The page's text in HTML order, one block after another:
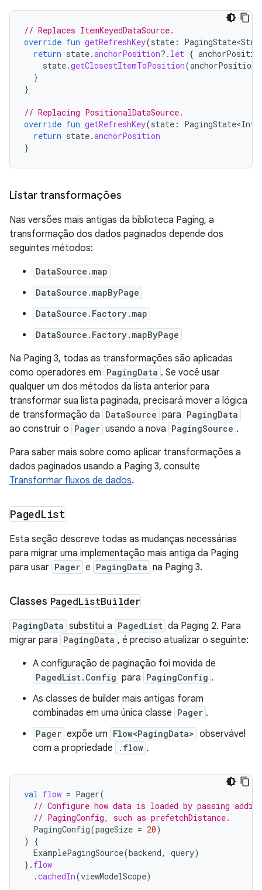
// Replaces ItemKeyedDataSource.
override fun getRefreshKey(state :
return state.anchorPosition?. let {
state.getClosestItemToPosition(anchorPosition
}
}
// Replacing PositionalDataSource.
override fun getRefreshKey(state : PagingState<Int
return state.anchorPosition
}
Listar transformações
Nas versões mais antigas da biblioteca Paging, a
transformação dos dados paginados depende dos
seguintes métodos:
DataSource.map
DataSource.mapByPage
DataSource.Factory.map
DataSource.Factory.mapByPage
Na Paging 3, todas as transformações são aplicadas
como operadores em PagingData . Se você usar
qualquer um dos métodos da lista anterior para
transformar sua lista paginada, precisará mover a lógica
de transformação da DataSource para PagingData
ao construir o Pager usando a nova PagingSource .
Para saber mais sobre como aplicar transformações a
dados paginados usando a Paging 3, consulte
Transformar fluxos de dados.
PagedList
Esta seção descreve todas as mudanças necessárias
para migrar uma implementação mais antiga da Paging
para usar Pager e PagingData na Paging 3.
Classes PagedListBuilder
PagingData substitui a PagedList da Paging 2. Para
migrar para PagingData , é preciso atualizar o seguinte:
A configuração de paginação foi movida de
PagedList.Config para PagingConfig .
As classes de builder mais antigas foram
combinadas em uma única classe Pager .
Pager expõe um Flow<PagingData> observável
com a propriedade
.flow .
val flow = Pager(
// Configure how data is loaded by passing
// PagingConfig, such as prefetchDistance.
PagingConfig(pageSize = 20)
)
{
ExamplePagingSource(backend, query)
}. flow
.cachedIn(viewModelScope)